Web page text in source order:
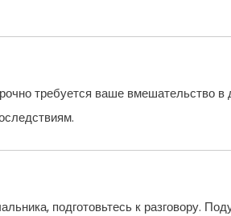
требуется ваше вмешательство
подготовьтесь к разговору.